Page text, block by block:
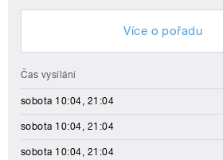
Více o pořadu
Čas vysílání
sobota 10:04, 21:04
sobota 10:04, 21:04
sobota 10:04, 21:04